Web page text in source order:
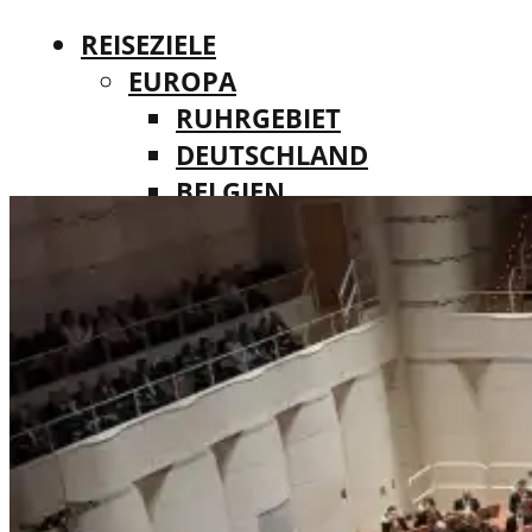
REISEZIELE
EUROPA
RUHRGEBIET
DEUTSCHLAND
BELGIEN
FINNLAND
FRANKREICH
IRLAND
ITALIEN
LUXEMBURG
MALTA
NIEDERLANDE
ÖSTERREICH
REISEZIELE
RUHRGEBIET
DEUTSCHLAND
BELGIEN
DÄNEMARK
FINNLAND
FRANKREICH
IRLAND